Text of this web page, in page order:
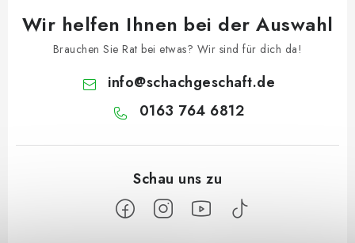
Wir helfen Ihnen bei der Auswahl
Brauchen Sie Rat bei etwas? Wir sind für dich da!
info@schachgeschaft.de
0163 764 6812